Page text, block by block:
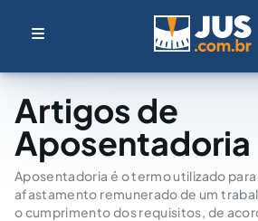
Artigos de
Aposentadoria
Aposentadoria é o termo utilizado
afastamento remunerado de um
o cumprimento dos requisitos, de